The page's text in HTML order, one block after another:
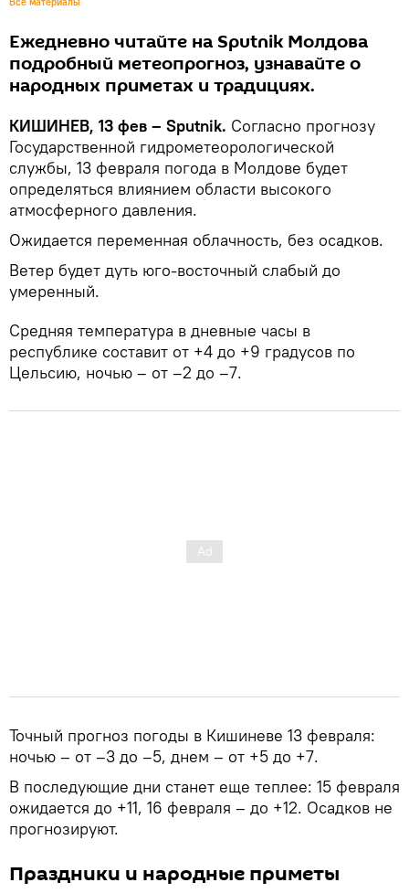
Ежедневно читайте на Sputnik Молдова
подробный метеопрогноз, узнавайте о
народных приметах и традициях.
КИШИНЕВ, 13 фев – Sputnik. Согласно прогнозу
Государственной гидрометеорологической
службы, 13 февраля погода в Молдове будет
определяться влиянием области высокого
атмосферного давления.
Ожидается переменная облачность, без осадков.
Ветер будет дуть юго-восточный слабый до
умеренный.
Средняя температура в дневные часы в
республике составит от +4 до +9 градусов по
Цельсию, ночью – от –2 до –7.
Точный прогноз погоды в Кишиневе 13 февраля:
ночью – от –3 до –5, днем – от +5 до +7.
В последующие дни станет еще теплее: 15 февраля
ожидается до +11, 16 февраля – до +12. Осадков не
прогнозируют.
Праздники и народные приметы